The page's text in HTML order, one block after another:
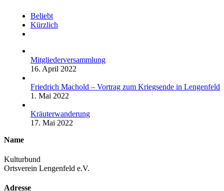
Beliebt
Kürzlich
Mitgliederversammlung
16. April 2022
Friedrich Machold – Vortrag zum Kriegsende in Lengenfeld
1. Mai 2022
Kräuterwanderung
17. Mai 2022
Name
Kulturbund
Ortsverein Lengenfeld e.V.
Adresse